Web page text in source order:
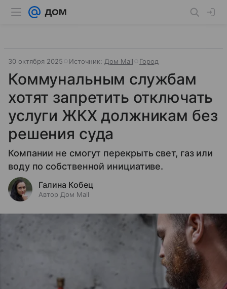
30 октября 2025 Источник: Дом Mail Город
Коммунальным службам
хотят запретить отключать
услуги ЖКХ должникам без
решения суда
Компании не смогут перекрыть свет, газ или
воду по собственной инициативе.
Галина Кобец
Автор Дом Mail